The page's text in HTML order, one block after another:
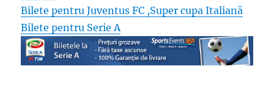
Bilete pentru Juventus FC ,Super cupa Italiană
Bilete pentru Serie A